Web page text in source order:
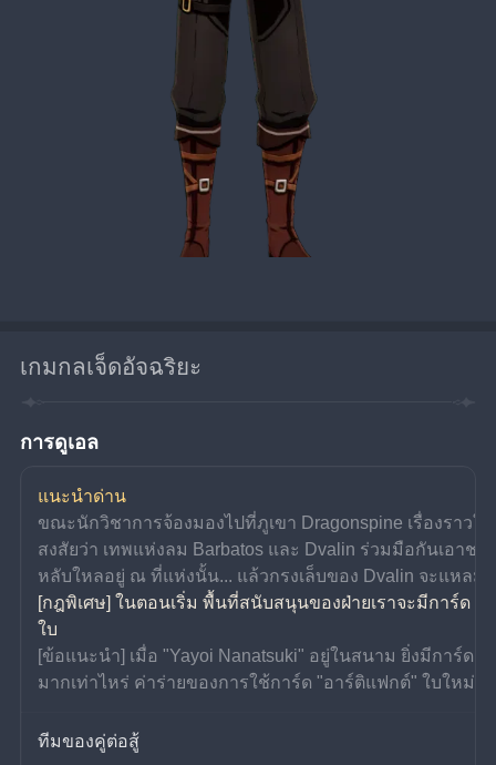
เกมกลเจ็ดอัจฉริยะ
การดูเอล
แนะนำด่าน
ขณะนักวิชาการจ้องมองไปที่ภูเขา Dragonspine เรื่องราวใ
สงสัยว่า เทพแห่งลม Barbatos และ Dvalin ร่วมมือกันเอาช
หลับใหลอยู่ ณ ที่แห่งนั้น... แล้วกรงเล็บของ Dvalin จะแหล
[กฎพิเศษ] ในตอนเริ่ม พื้นที่สนับสนุนของฝ่ายเราจะมีการ์ด
ใบ
[ข้อแนะนำ] เมื่อ "Yayoi Nanatsuki" อยู่ในสนาม ยิ่งมีการ์ด
มากเท่าไหร่ ค่าร่ายของการใช้การ์ด "อาร์ติแฟกต์" ใบใหม่จ
ทีมของคู่ต่อสู้